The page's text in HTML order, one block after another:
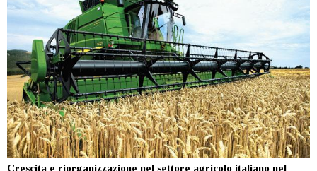
Crescita e riorganizzazione nel settore agricolo italiano nel